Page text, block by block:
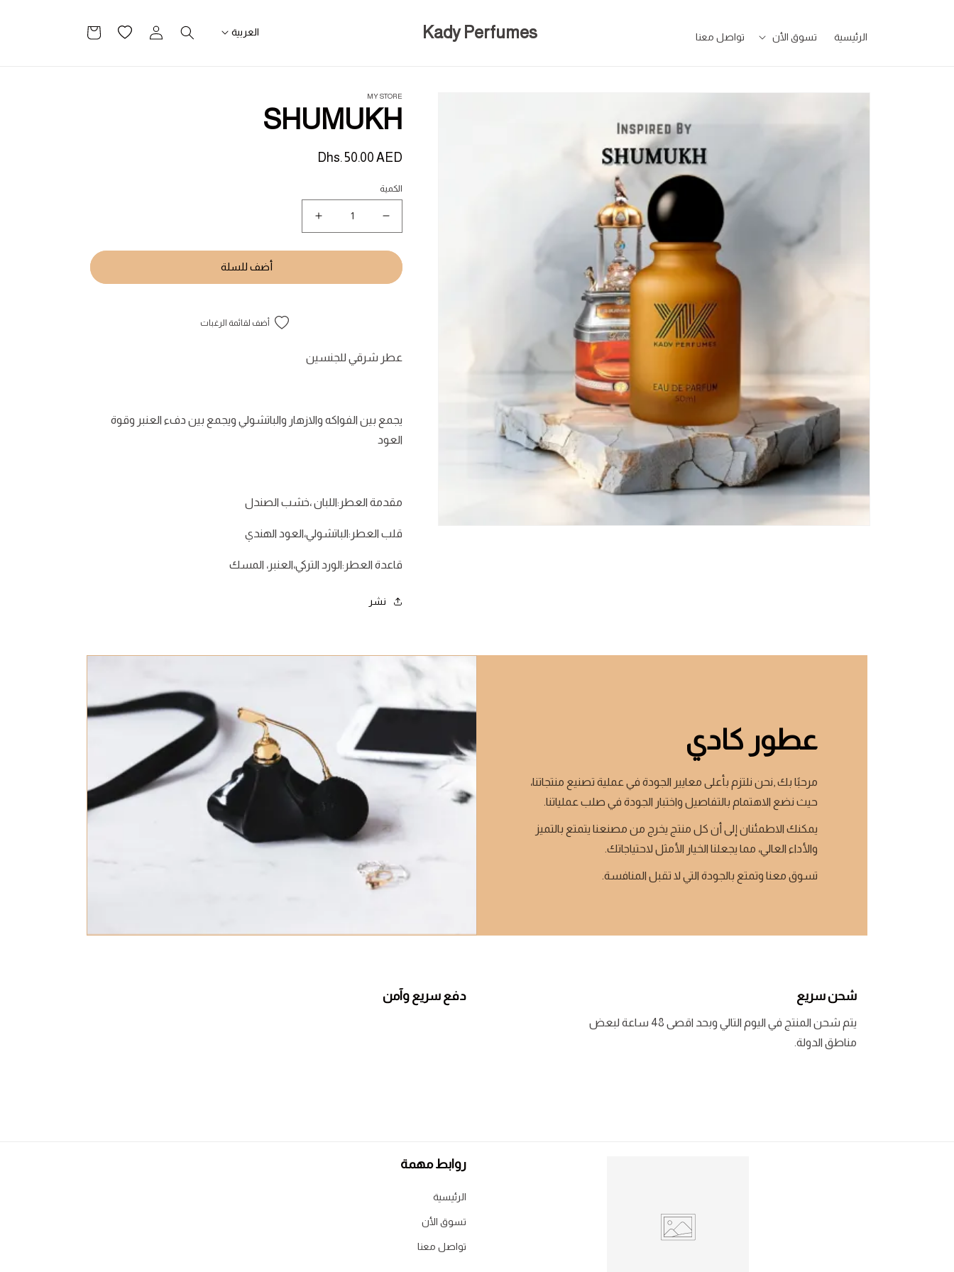
الرئيسية تسوق الأن تواصل معنا Kady Perfumes العربية
تسجيل
الدخول
قائمة
الرغبات
التسوق
تخطى
MY STORE
SHUMUKH
السعر
Dhs. 50.00 AED
الكمية
كمية
SHUMUKH
زيادة
كمية
SHUMUKH
أضف للسلة
أضف لقائمة الرغبات
عطر شرقي للجنسين
يجمع بين الفواكه والازهار والباتشولي ويجمع بين دفء العنبر وقوة
العود
مقدمة العطر:اللبان ،خشب الصندل
قلب العطر:الباتشولي،العود الهندي
قاعدة العطر:الورد التركي،العنبر، المسك
نشر
عطور كادي
مرحبًا بك ,نحن نلتزم بأعلى معايير الجودة في عملية تصنيع منتجاتنا،
حيث نضع الاهتمام بالتفاصيل واختبار الجودة في صلب عملياتنا.
يمكنك الاطمئنان إلى أن كل منتج يخرج من مصنعنا يتمتع بالتميز
والأداء العالي، مما يجعلنا الخيار الأمثل لاحتياجاتك.
تسوق معنا وتمتع بالجودة التي لا تقبل المنافسة.
شحن سريع
يتم شحن المنتج في اليوم التالي وبحد اقصى 48 ساعة لبعض
مناطق الدولة.
دفع سريع وآمن
روابط مهمة
الرئيسية
تسوق الأن
تواصل معنا